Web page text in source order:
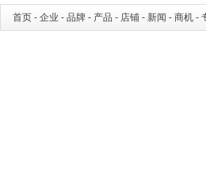
首页 - 企业 - 品牌 - 产品 - 店铺 - 新闻 - 商机 -